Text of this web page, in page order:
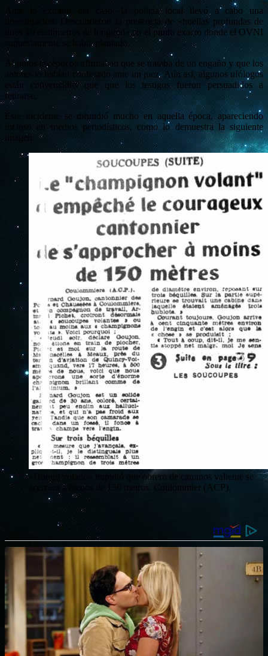
Ante lo extraño del caso, la policía local llevó a cabo una
investigación. Descubrieron la presencia de «huellas profundas de
unos 10 centímetros de longitud» en el punto exacto donde el OVNI
supuestamente se había plantado.
Algunos escépticos afirmaban que se trataba de un engaño y que los
autores lo habían confesado ante un juez. Aún así, algunos ufólogos
están convencidos que que los testigos fueron persuadidos a
retirarse.
Este incidente se difundió mucho en aquella época, apareciendo
incluso en medios periodísticos, como lo demuestra la siguiente
imagen:
«Hongo volado» impidió que obrero de caminos valiente se
acercara a menos de 150 metros. Coulommier (ACP).